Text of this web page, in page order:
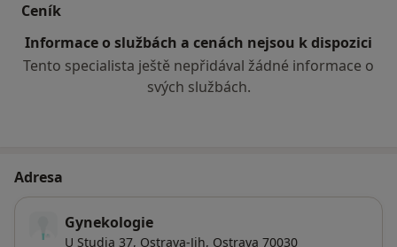
Ceník
Informace o službách a cenách nejsou k dispozici
Tento specialista ještě nepřidával žádné informace o
svých službách.
Adresa
Gynekologie
U Studia 37, Ostrava-Jih, Ostrava 70030